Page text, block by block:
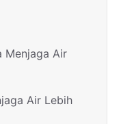
Menjaga Air
Air Lebih